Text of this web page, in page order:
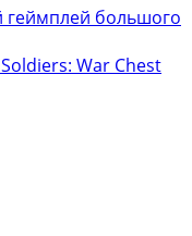
геймплей большого
War Chest